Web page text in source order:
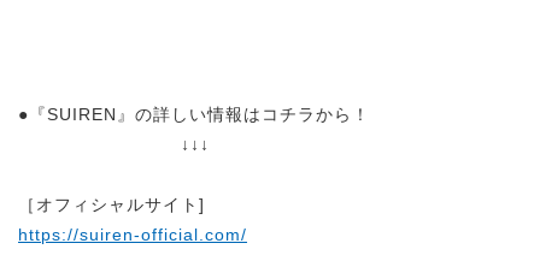
●『SUIREN』の詳しい情報はコチラから！
↓↓↓
［オフィシャルサイト]
https://suiren-official.com/